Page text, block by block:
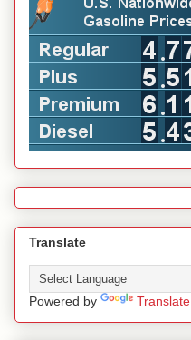
Translate
Powered by Translate